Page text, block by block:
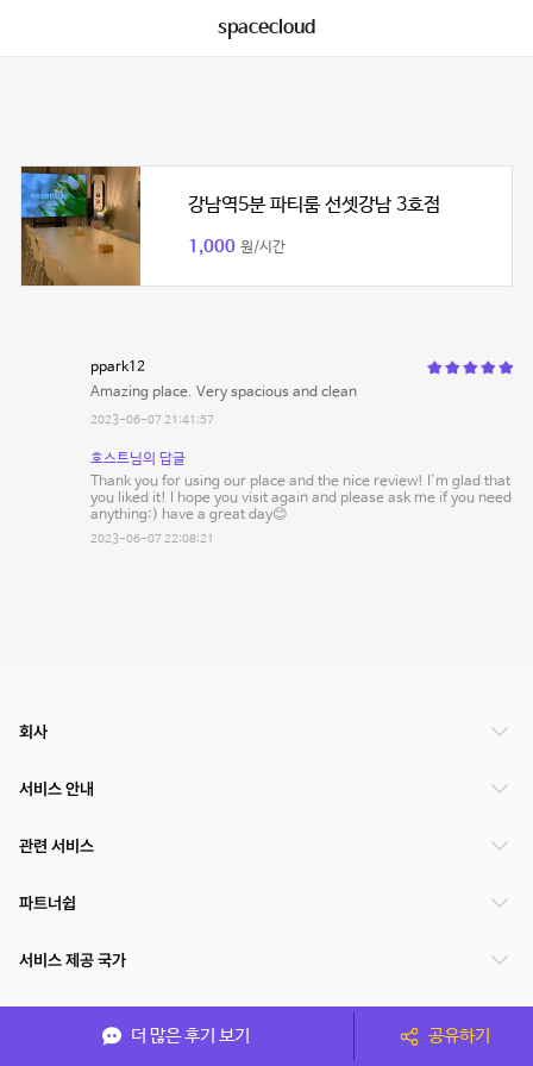
spacecloud
강남역5분 파티룸 선셋강남 3호점
1,000 원/시간
ppark12
Amazing place. Very spacious and clean
2023-06-07 21:41:57
호스트님의 답글
Thank you for using our place and the nice review! I'm glad that
you liked it! I hope you visit again and please ask me if you need
anything:) have a great day😊
2023-06-07 22:08:21
더 많은 후기 보기 공유하기
회사
서비스 안내
관련 서비스
파트너쉽
서비스 제공 국가
(주)NSPACE 사업자정보